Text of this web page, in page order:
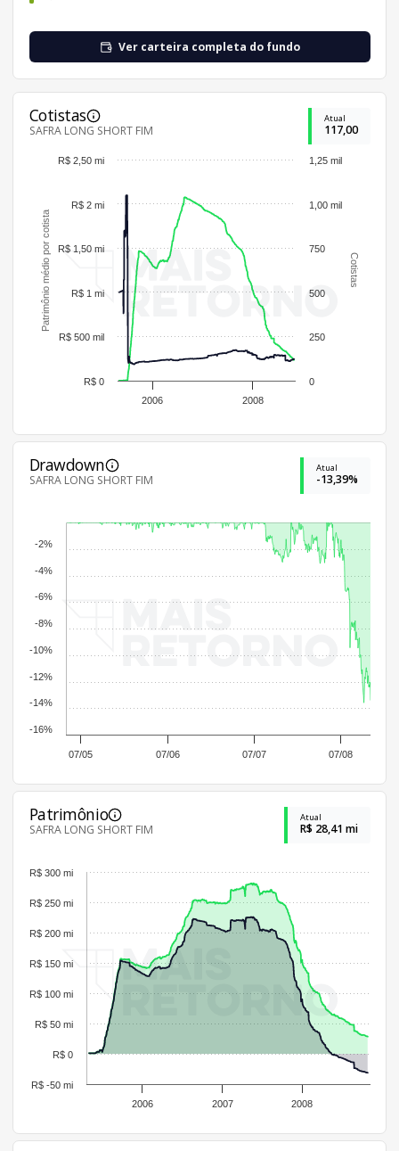
Ver carteira completa do fundo
Cotistas
SAFRA LONG SHORT FIM
Atual
117,00
Cotistas
Patrimônio médio por cotista
2006 2008
0
250
500
750
1,00 mil
1,25 mil
R$ 0
R$ 500 mil
R$ 1 mi
R$ 1,50 mi
R$ 2 mi
R$ 2,50 mi
Drawdown
SAFRA LONG SHORT FIM
Atual
-13,39%
07/05 07/06 07/07 07/08
-16%
-14%
-12%
-10%
-8%
-6%
-4%
-2%
Patrimônio
SAFRA LONG SHORT FIM
Atual
R$ 28,41 mi
2006 2007 2008
R$ -50 mi
R$ 0
R$ 50 mi
R$ 100 mi
R$ 150 mi
R$ 200 mi
R$ 250 mi
R$ 300 mi